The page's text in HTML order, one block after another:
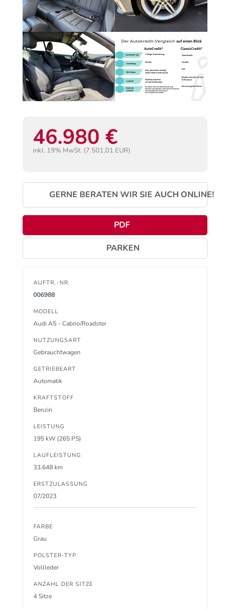
46.980 €
inkl. 19% MwSt. (7.501,01 EUR)
GERNE BERATEN WIR SIE AUCH ONLINE!
PDF
PARKEN
AUFTR.-NR.
006988
MODELL
Audi A5 - Cabrio/Roadster
NUTZUNGSART
Gebrauchtwagen
GETRIEBEART
Automatik
KRAFTSTOFF
Benzin
LEISTUNG
195 kW (265 PS)
LAUFLEISTUNG
33.648 km
ERSTZULASSUNG
07/2023
FARBE
Grau
POLSTER-TYP
Vollleder
ANZAHL DER SITZE
4 Sitze